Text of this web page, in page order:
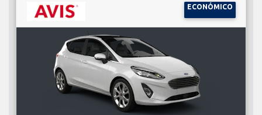
ECONÓMICO